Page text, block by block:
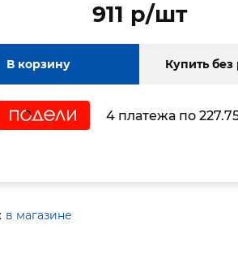
911 p/шт
В корзину Купить без
4 платежа по
в магазине